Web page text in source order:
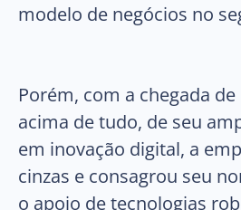
modelo de negócios no
Porém, com a chegada de
acima de tudo, de seu
em inovação digital, a
cinzas e consagrou seu
o apoio de tecnologias